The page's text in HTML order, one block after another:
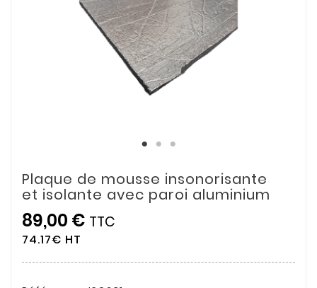
Plaque de mousse insonorisante
et isolante avec paroi aluminium
89,00 € TTC
74.17€ HT